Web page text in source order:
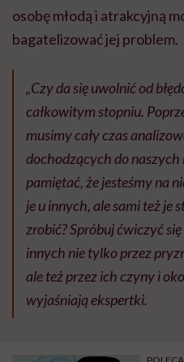
osobę młodą i atrakcyjną
bagatelizować jej problem.
„Czy da się uwolnić od
całkowitym stopniu.
musimy cały czas
dochodzących do
pamiętać, że jesteśmy na
je u innych, ale sami też je
zrobić? Spróbuj ćwiczyć
innych nie tylko przez
ale też przez ich czyny i
wyjaśniają ekspertki.